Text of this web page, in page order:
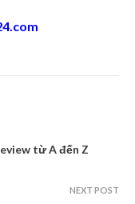
từ A đến Z
NEXT POST